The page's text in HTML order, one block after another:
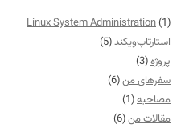
Linux System Administration(1)
استارتاپ‌ویکند(5)
پروژه(3)
سفرهای من(6)
مصاحبه(1)
مقالات من(6)